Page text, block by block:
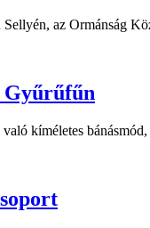
az Ormánság
Gyűrűfűn
kíméletes